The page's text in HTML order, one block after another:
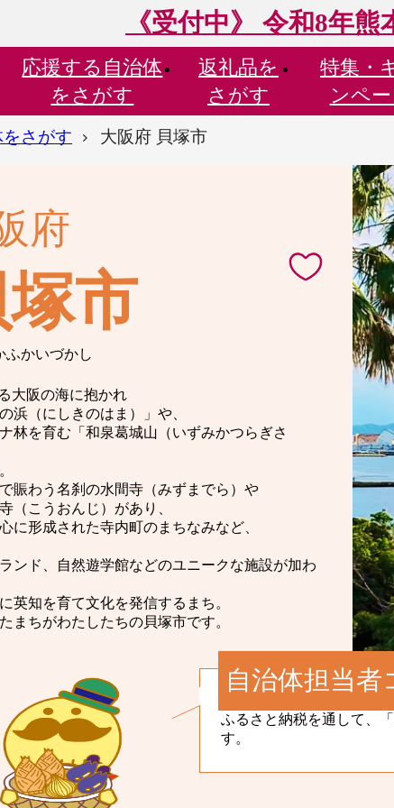
《受付中》 令和8年
応援する 自治体
をさがす
返礼品を
さがす
特集・
ンペ
さがす 大阪府 貝塚市
府
塚市
ふかいづかし
大阪の海に抱かれ
浜（にしきのはま）」や、
林を育む「和泉葛城山（いずみかつらぎさ
賑わう名刹の水間寺（みずまでら）や
（こうおんじ）があり、
に形成された寺内町のまちなみなど、
ンド、自然遊学館などのユニークな施設が加わ
英知を育て文化を発信するまち。
まちがわたしたちの貝塚市です。
自治体担当者
ふるさと納税を通して、
す。